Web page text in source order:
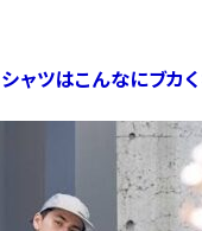
ャツはこんなにブカ